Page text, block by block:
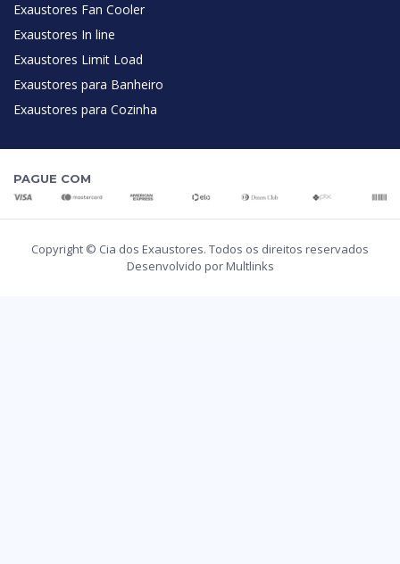
Exaustores Fan Cooler
Exaustores In line
Exaustores Limit Load
Exaustores para Banheiro
Exaustores para Cozinha
PAGUE COM
Copyright © Cia dos Exaustores. Todos os direitos reservados
Desenvolvido por Multlinks